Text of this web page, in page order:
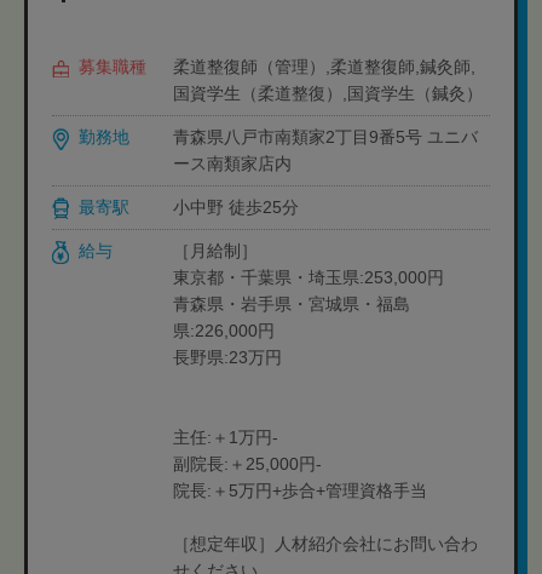
募集職種
柔道整復師（管理）,柔道整復師,鍼灸師,
国資学生（柔道整復）,国資学生（鍼灸）
勤務地
青森県八戸市南類家2丁目9番5号 ユニバ
ース南類家店内
最寄駅 小中野 徒歩25分
給与
［月給制］
東京都・千葉県・埼玉県:253,000円
青森県・岩手県・宮城県・福島
県:226,000円
長野県:23万円
主任:＋1万円-
副院長:＋25,000円-
院長:＋5万円+歩合+管理資格手当
［想定年収］人材紹介会社にお問い合わ